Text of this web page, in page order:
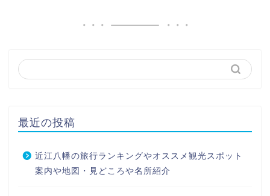
最近の投稿
近江八幡の旅行ランキングやオススメ観光スポット
案内や地図・見どころや名所紹介